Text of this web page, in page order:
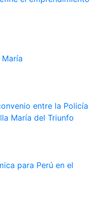
entre la Policía
María del Triunfo
para Perú en el